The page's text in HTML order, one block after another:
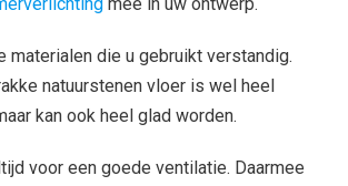
materialen die u gebruikt verstandig.
natuurstenen vloer is wel heel
kan ook heel glad worden.
voor een goede ventilatie. Daarmee